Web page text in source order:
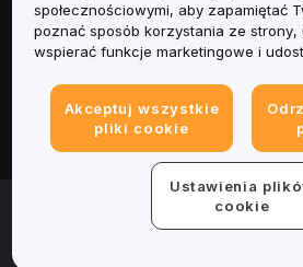
Obsługa Klienta
Informacje prawne
© 2025-2026 Bybit.eu. All rights
społecznościowymi, aby zapamiętać
poznać sposób korzystania ze strony,
wspierać funkcje marketingowe i
Akceptuj wszystkie
pliki cookie
Ustawienia
cookie